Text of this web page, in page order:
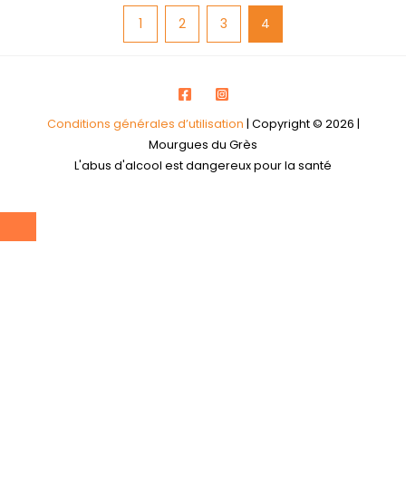
1 2 3 4
Conditions générales d’utilisation | Copyright © 2026 |
Mourgues du Grès
L'abus d'alcool est dangereux pour la santé